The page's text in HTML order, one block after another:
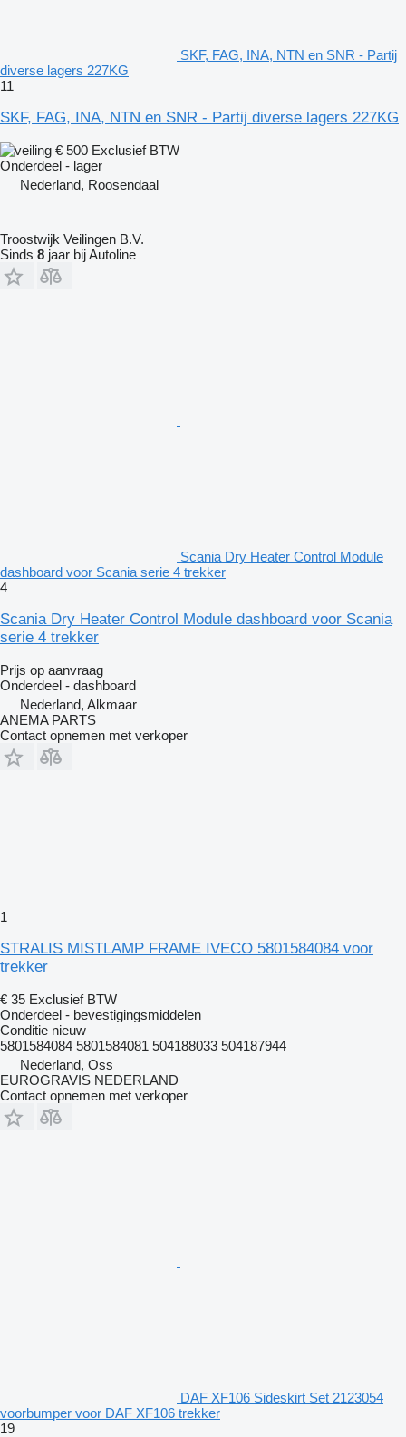
SKF, FAG, INA, NTN en SNR - Partij
diverse lagers 227KG
11
SKF, FAG, INA, NTN en SNR - Partij diverse lagers 227KG
€ 500 Exclusief BTW
Onderdeel - lager
Nederland, Roosendaal
Troostwijk Veilingen B.V.
Sinds 8 jaar bij Autoline
Scania Dry Heater Control Module
dashboard voor Scania serie 4 trekker
4
Scania Dry Heater Control Module dashboard voor Scania
serie 4 trekker
Prijs op aanvraag
Onderdeel - dashboard
Nederland, Alkmaar
ANEMA PARTS
Contact opnemen met verkoper
1
STRALIS MISTLAMP FRAME IVECO 5801584084 voor
trekker
€ 35 Exclusief BTW
Onderdeel - bevestigingsmiddelen
Conditie nieuw
5801584084 5801584081 504188033 504187944
Nederland, Oss
EUROGRAVIS NEDERLAND
Contact opnemen met verkoper
DAF XF106 Sideskirt Set 2123054
voorbumper voor DAF XF106 trekker
19